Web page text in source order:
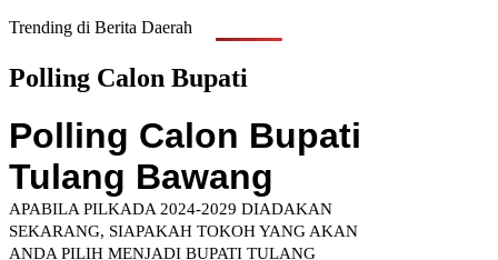
Trending di Berita Daerah
Polling Calon Bupati